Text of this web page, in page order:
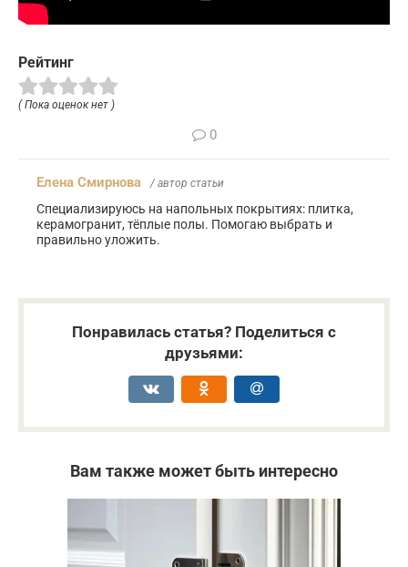
Рейтинг
( Пока оценок нет )
0
Елена Смирнова / автор статьи
Специализируюсь на напольных покрытиях: плитка,
керамогранит, тёплые полы. Помогаю выбрать и
правильно уложить.
Понравилась статья? Поделиться с
друзьями:
Вам также может быть интересно